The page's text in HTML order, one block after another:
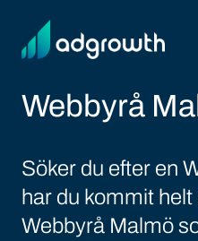
Webbyrå
Söker du efter en
har du kommit
Webbyrå Malmö